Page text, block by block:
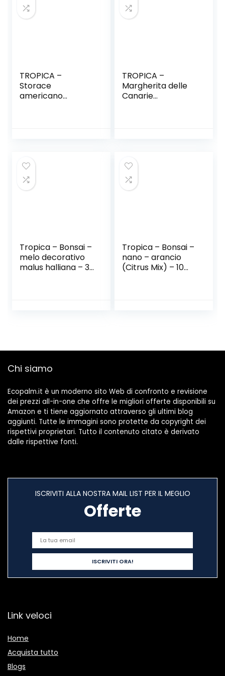
TROPICA –
Storace
americano
TROPICA –
Margherita delle
Canarie
Tropica – Bonsai –
melo decorativo
malus halliana – 30
Tropica – Bonsai –
nano – arancio
(Citrus Mix) – 10
Chi siamo
Ecopalm.it è un moderno sito Web di confronto e revisione
dei prezzi all-in-one che offre le migliori offerte disponibili su
Amazon e ti tiene aggiornato attraverso gli ultimi blog
aggiunti. Tutte le immagini sono protette da copyright dei
rispettivi proprietari. Tutto il contenuto citato è derivato
dalle rispettive fonti.
ISCRIVITI ALLA NOSTRA MAIL LIST PER IL MEGLIO
Offerte
Link veloci
Home
Acquista tutto
Blogs